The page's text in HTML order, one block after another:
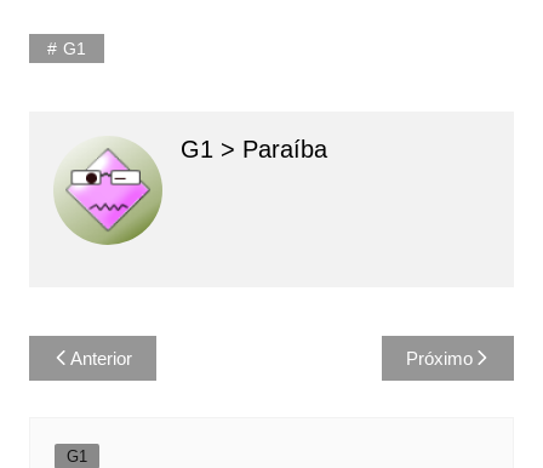
G1
G1 > Paraíba
Navegação
de
Anterior Próximo
G1